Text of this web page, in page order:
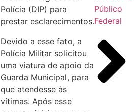
Polícia (DIP) para
prestar esclarecimentos.
Devido a esse fato, a
Polícia Militar solicitou
uma viatura de apoio da
Guarda Municipal, para
que atendesse às
vítimas. Após esse
Público
Federal